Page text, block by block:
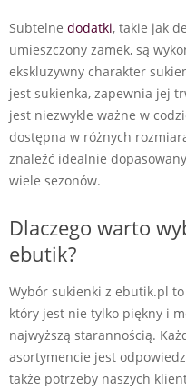
Subtelne dodatki, takie jak
umieszczony zamek, są
ekskluzywny charakter
jest sukienka, zapewnia jej
jest niezwykle ważne w
dostępna w różnych
znaleźć idealnie
wiele sezonów.
Dlaczego warto
ebutik?
Wybór sukienki z ebutik.pl
który jest nie tylko piękny i
najwyższą starannością.
asortymencie jest
także potrzeby naszych